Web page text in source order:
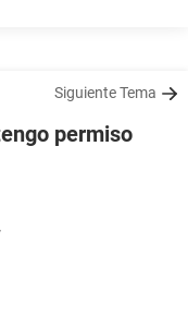
Siguiente Tema
permiso